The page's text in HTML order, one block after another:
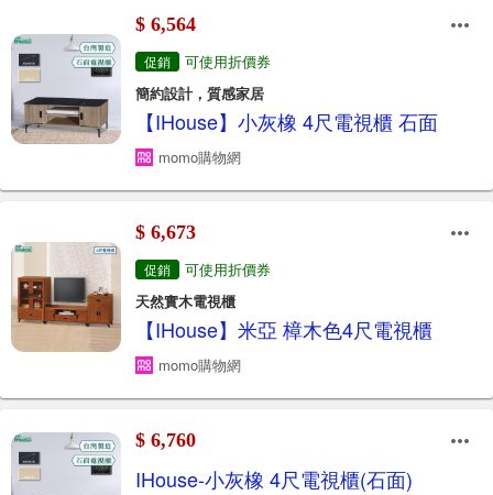
$ 6,564
促銷
可使用折價券
簡約設計，質感家居
【IHouse】小灰橡 4尺電視櫃 石面
momo購物網
$ 6,673
促銷
可使用折價券
天然實木電視櫃
【IHouse】米亞 樟木色4尺電視櫃
momo購物網
$ 6,760
IHouse-小灰橡 4尺電視櫃(石面)